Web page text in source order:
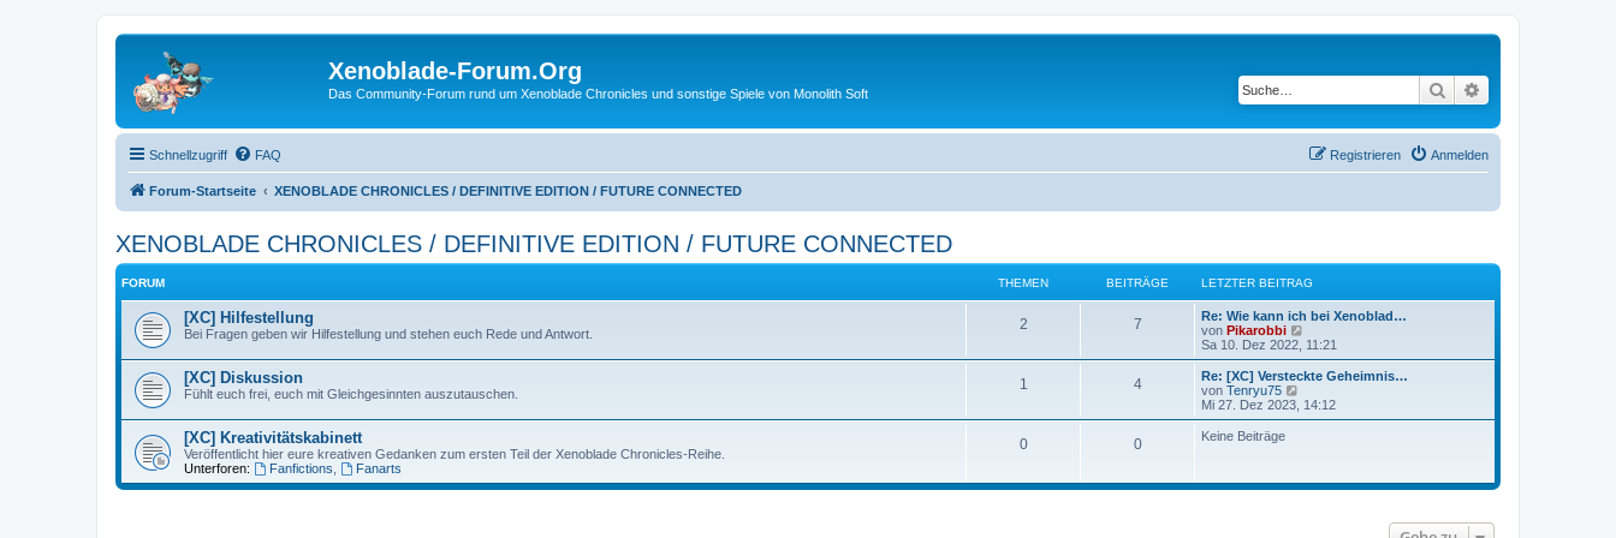
Xenoblade-Forum.Org
Das Community-Forum rund um Xenoblade Chronicles und sonstige Spiele von Monolith Soft Suche
Schnellzugriff FAQ Anmelden
Registrieren
Forum-Startseite XENOBLADE CHRONICLES / DEFINITIVE EDITION / FUTURE CONNECTED
XENOBLADE CHRONICLES / DEFINITIVE EDITION / FUTURE CONNECTED
FORUM THEMEN BEITRÄGE LETZTER BEITRAG
[XC] Hilfestellung
Bei Fragen geben wir Hilfestellung und stehen euch Rede und Antwort.
2 7
Re: Wie kann ich bei Xenoblad…
von Pikarobbi
e
u
e
t
t
Sa 10. Dez 2022, 11:21
[XC] Diskussion
Fühlt euch frei, euch mit Gleichgesinnten auszutauschen.
1 4
Re: [XC] Versteckte Geheimnis…
von Tenryu75
e
u
r
Mi 27. Dez 2023, 14:12
[XC] Kreativitätskabinett
Veröffentlicht hier eure kreativen Gedanken zum ersten Teil der Xenoblade Chronicles-Reihe.
Unterforen:
Fanfictions Fanarts
0 0 Keine Beiträge